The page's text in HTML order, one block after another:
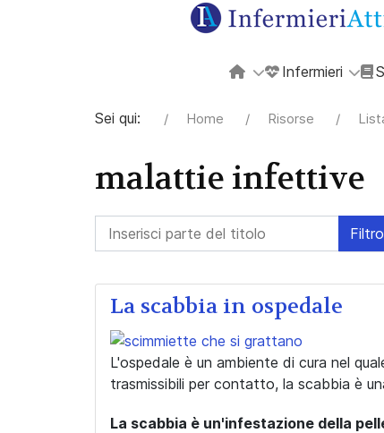
Infermieri
Sei qui: Home Risorse
malattie infettive
Inserisci parte del titolo Filtro
La scabbia in ospedale
L'ospedale è un ambiente di cura nel
trasmissibili per contatto, la scabbia è
La scabbia è un'infestazione della